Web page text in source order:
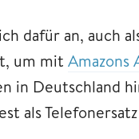
dafür an, auch
um mit Amazons
in Deutschland
als